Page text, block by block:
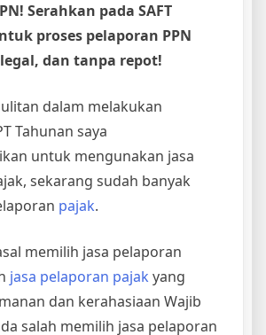
Serahkan pada SAFT
proses pelaporan PPN
dan tanpa repot!
dalam melakukan
Tahunan saya
untuk mengunakan jasa
sekarang sudah banyak
pajak.
memilih jasa pelaporan
jasa pelaporan pajak yang
dan kerahasiaan Wajib
salah memilih jasa pelaporan